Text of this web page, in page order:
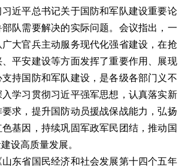
平总书记关于国防和军队建设重要论
队需要解决的实际问题。会议指出，一
大官兵主动服务现代化强省建设，在抢
平安建设等方面发挥了重要作用、展现
持国防和军队建设，是各级各部门义不
学习贯彻习近平强军思想，认真落实新
求，提升国防动员援战保战能力，弘扬
基因，持续巩固军政军民团结，推动国
设高质量发展。
省国民经济和社会发展第十四个五年